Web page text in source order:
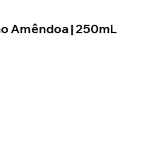
Amêndoa | 250mL